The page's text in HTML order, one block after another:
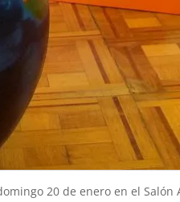
20 de enero en el